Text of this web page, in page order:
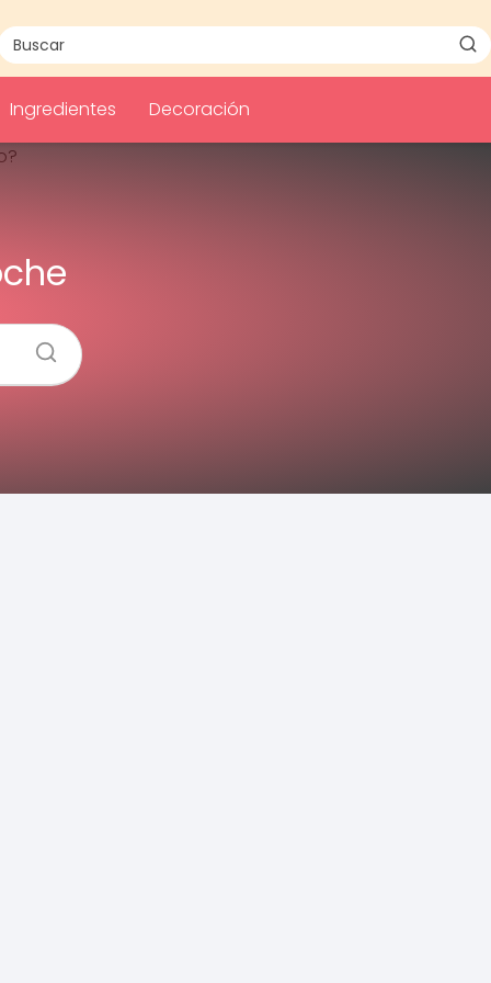
Ingredientes Decoración